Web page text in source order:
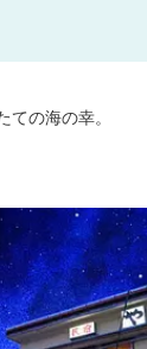
の海の幸。